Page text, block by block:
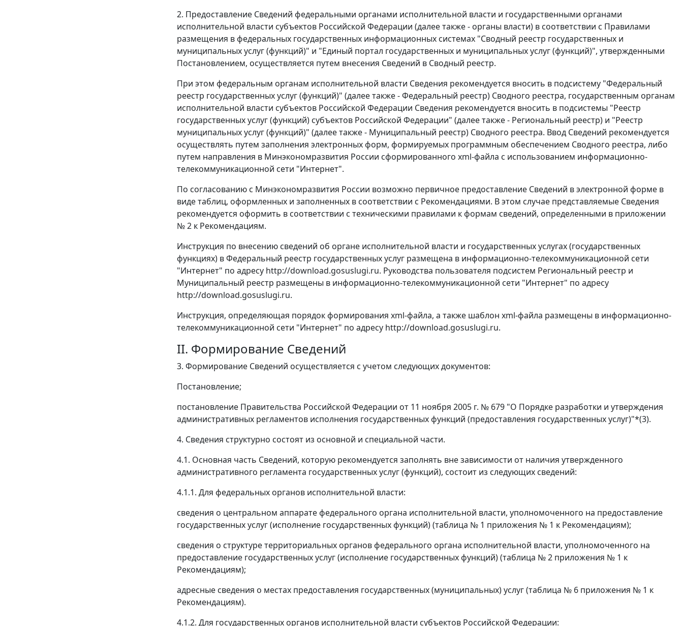
2. Предоставление Сведений федеральными органами исполнительной власти и государственными органами
исполнительной власти субъектов Российской Федерации (далее также - органы власти) в соответствии с Правилами
размещения в федеральных государственных информационных системах "Сводный реестр государственных и
муниципальных услуг (функций)" и "Единый портал государственных и муниципальных услуг (функций)", утвержденными
Постановлением, осуществляется путем внесения Сведений в Сводный реестр.
При этом федеральным органам исполнительной власти Сведения рекомендуется вносить в подсистему "Федеральный
реестр государственных услуг (функций)" (далее также - Федеральный реестр) Сводного реестра, государственным органам
исполнительной власти субъектов Российской Федерации Сведения рекомендуется вносить в подсистемы "Реестр
государственных услуг (функций) субъектов Российской Федерации" (далее также - Региональный реестр) и "Реестр
муниципальных услуг (функций)" (далее также - Муниципальный реестр) Сводного реестра. Ввод Сведений рекомендуется
осуществлять путем заполнения электронных форм, формируемых программным обеспечением Сводного реестра, либо
путем направления в Минэкономразвития России сформированного xml-файла с использованием информационно-
телекоммуникационной сети "Интернет".
По согласованию с Минэкономразвития России возможно первичное предоставление Сведений в электронной форме в
виде таблиц, оформленных и заполненных в соответствии с Рекомендациями. В этом случае представляемые Сведения
рекомендуется оформить в соответствии с техническими правилами к формам сведений, определенными в приложении
№ 2 к Рекомендациям.
Инструкция по внесению сведений об органе исполнительной власти и государственных услугах (государственных
функциях) в Федеральный реестр государственных услуг размещена в информационно-телекоммуникационной сети
"Интернет" по адресу http://download.gosuslugi.ru. Руководства пользователя подсистем Региональный реестр и
Муниципальный реестр размещены в информационно-телекоммуникационной сети "Интернет" по адресу
http://download.gosuslugi.ru.
Инструкция, определяющая порядок формирования xml-файла, а также шаблон xml-файла размещены в информационно-
телекоммуникационной сети "Интернет" по адресу http://download.gosuslugi.ru.
II. Формирование Сведений
3. Формирование Сведений осуществляется с учетом следующих документов:
Постановление;
постановление Правительства Российской Федерации от 11 ноября 2005 г. № 679 "О Порядке разработки и утверждения
административных регламентов исполнения государственных функций (предоставления государственных услуг)"*(3).
4. Сведения структурно состоят из основной и специальной части.
4.1. Основная часть Сведений, которую рекомендуется заполнять вне зависимости от наличия утвержденного
административного регламента государственных услуг (функций), состоит из следующих сведений:
4.1.1. Для федеральных органов исполнительной власти:
сведения о центральном аппарате федерального органа исполнительной власти, уполномоченного на предоставление
государственных услуг (исполнение государственных функций) (таблица № 1 приложения № 1 к Рекомендациям);
сведения о структуре территориальных органов федерального органа исполнительной власти, уполномоченного на
предоставление государственных услуг (исполнение государственных функций) (таблица № 2 приложения № 1 к
Рекомендациям);
адресные сведения о местах предоставления государственных (муниципальных) услуг (таблица № 6 приложения № 1 к
Рекомендациям).
4.1.2. Для государственных органов исполнительной власти субъектов Российской Федерации: